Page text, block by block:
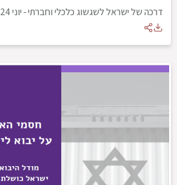
דרכה של ישראל לשגשוג כלכלי וחברתי-יוני 2024